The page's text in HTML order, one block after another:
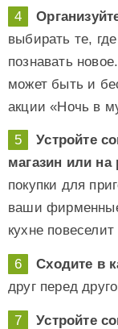
выбирать те,
познавать
может быть и
акции «Ночь в
Устройте
магазин или
покупки для
ваши
кухне
Сходите в
друг перед
Устройте